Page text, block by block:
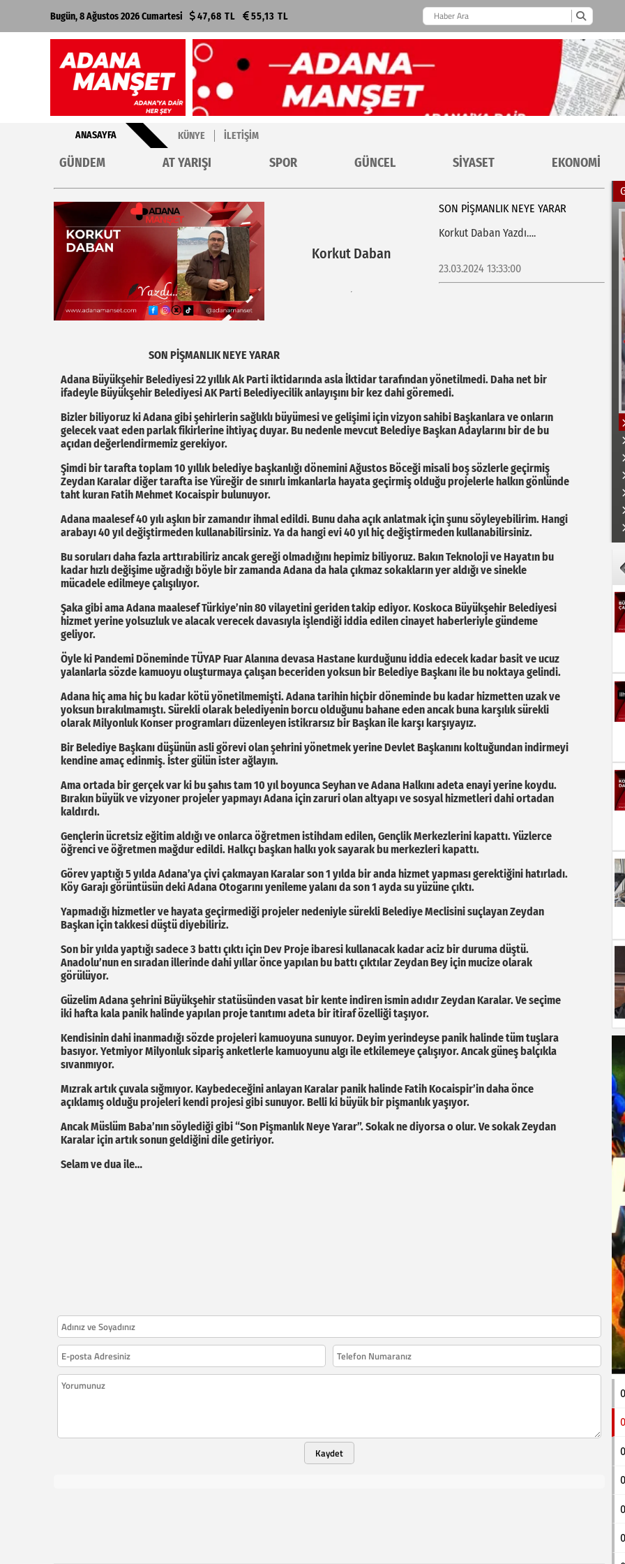
Bugün, 8 Ağustos 2026 Cumartesi 47,68 TL 55,13 TL
ANASAYFA KÜNYE İLETIŞIM
GÜNDEM AT YARIŞI SPOR GÜNCEL SİYASET EKONOMİ
Korkut Daban
SON PİŞMANLIK NEYE YARAR
Korkut Daban Yazdı….
23.03.2024 13:33:00
SON PİŞMANLIK NEYE YARAR
Adana Büyükşehir Belediyesi 22 yıllık Ak Parti iktidarında asla İktidar tarafından yönetilmedi. Daha net bir
ifadeyle Büyükşehir Belediyesi AK Parti Belediyecilik anlayışını bir kez dahi göremedi.
Bizler biliyoruz ki Adana gibi şehirlerin sağlıklı büyümesi ve gelişimi için vizyon sahibi Başkanlara ve onların
gelecek vaat eden parlak fikirlerine ihtiyaç duyar. Bu nedenle mevcut Belediye Başkan Adaylarını bir de bu
açıdan değerlendirmemiz gerekiyor.
Şimdi bir tarafta toplam 10 yıllık belediye başkanlığı dönemini Ağustos Böceği misali boş sözlerle geçirmiş
Zeydan Karalar diğer tarafta ise Yüreğir de sınırlı imkanlarla hayata geçirmiş olduğu projelerle halkın gönlünde
taht kuran Fatih Mehmet Kocaispir bulunuyor.
Adana maalesef 40 yılı aşkın bir zamandır ihmal edildi. Bunu daha açık anlatmak için şunu söyleyebilirim. Hangi
arabayı 40 yıl değiştirmeden kullanabilirsiniz. Ya da hangi evi 40 yıl hiç değiştirmeden kullanabilirsiniz.
Bu soruları daha fazla arttırabiliriz ancak gereği olmadığını hepimiz biliyoruz. Bakın Teknoloji ve Hayatın bu
kadar hızlı değişime uğradığı böyle bir zamanda Adana da hala çıkmaz sokakların yer aldığı ve sinekle
mücadele edilmeye çalışılıyor.
Şaka gibi ama Adana maalesef Türkiye’nin 80 vilayetini geriden takip ediyor. Koskoca Büyükşehir Belediyesi
hizmet yerine yolsuzluk ve alacak verecek davasıyla işlendiği iddia edilen cinayet haberleriyle gündeme
geliyor.
Öyle ki Pandemi Döneminde TÜYAP Fuar Alanına devasa Hastane kurduğunu iddia edecek kadar basit ve ucuz
yalanlarla sözde kamuoyu oluşturmaya çalışan beceriden yoksun bir Belediye Başkanı ile bu noktaya gelindi.
Adana hiç ama hiç bu kadar kötü yönetilmemişti. Adana tarihin hiçbir döneminde bu kadar hizmetten uzak ve
yoksun bırakılmamıştı. Sürekli olarak belediyenin borcu olduğunu bahane eden ancak buna karşılık sürekli
olarak Milyonluk Konser programları düzenleyen istikrarsız bir Başkan ile karşı karşıyayız.
Bir Belediye Başkanı düşünün asli görevi olan şehrini yönetmek yerine Devlet Başkanını koltuğundan indirmeyi
kendine amaç edinmiş. İster gülün ister ağlayın.
Ama ortada bir gerçek var ki bu şahıs tam 10 yıl boyunca Seyhan ve Adana Halkını adeta enayi yerine koydu.
Bırakın büyük ve vizyoner projeler yapmayı Adana için zaruri olan altyapı ve sosyal hizmetleri dahi ortadan
kaldırdı.
Gençlerin ücretsiz eğitim aldığı ve onlarca öğretmen istihdam edilen, Gençlik Merkezlerini kapattı. Yüzlerce
öğrenci ve öğretmen mağdur edildi. Halkçı başkan halkı yok sayarak bu merkezleri kapattı.
Görev yaptığı 5 yılda Adana’ya çivi çakmayan Karalar son 1 yılda bir anda hizmet yapması gerektiğini hatırladı.
Köy Garajı görüntüsün deki Adana Otogarını yenileme yalanı da son 1 ayda su yüzüne çıktı.
Yapmadığı hizmetler ve hayata geçirmediği projeler nedeniyle sürekli Belediye Meclisini suçlayan Zeydan
Başkan için takkesi düştü diyebiliriz.
Son bir yılda yaptığı sadece 3 battı çıktı için Dev Proje ibaresi kullanacak kadar aciz bir duruma düştü.
Anadolu’nun en sıradan illerinde dahi yıllar önce yapılan bu battı çıktılar Zeydan Bey için mucize olarak
görülüyor.
Güzelim Adana şehrini Büyükşehir statüsünden vasat bir kente indiren ismin adıdır Zeydan Karalar. Ve seçime
iki hafta kala panik halinde yapılan proje tanıtımı adeta bir itiraf özelliği taşıyor.
Kendisinin dahi inanmadığı sözde projeleri kamuoyuna sunuyor. Deyim yerindeyse panik halinde tüm tuşlara
basıyor. Yetmiyor Milyonluk sipariş anketlerle kamuoyunu algı ile etkilemeye çalışıyor. Ancak güneş balçıkla
sıvanmıyor.
Mızrak artık çuvala sığmıyor. Kaybedeceğini anlayan Karalar panik halinde Fatih Kocaispir’in daha önce
açıklamış olduğu projeleri kendi projesi gibi sunuyor. Belli ki büyük bir pişmanlık yaşıyor.
Ancak Müslüm Baba’nın söylediği gibi “Son Pişmanlık Neye Yarar”. Sokak ne diyorsa o olur. Ve sokak Zeydan
Karalar için artık sonun geldiğini dile getiriyor.
Selam ve dua ile…
Kaydet